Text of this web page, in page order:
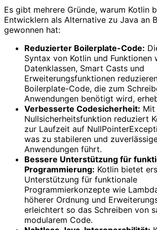
Es gibt mehrere Gründe, warum Kotlin
Entwicklern als Alternative zu Java an
gewonnen hat:
Reduzierter Boilerplate-Code:
Syntax von Kotlin und Funktionen
Datenklassen, Smart Casts und
Erweiterungsfunktionen
Boilerplate-Code, die zum
Anwendungen benötigt wird,
Verbesserte Codesicherheit: Mit
Nullsicherheitsfunktion reduziert
zur Laufzeit auf
was zu stabileren und
Anwendungen führt.
Bessere Unterstützung für
Programmierung: Kotlin bietet
Unterstützung für funktionale
Programmierkonzepte wie
höherer Ordnung und
erleichtert so das Schreiben von
modularem Code.